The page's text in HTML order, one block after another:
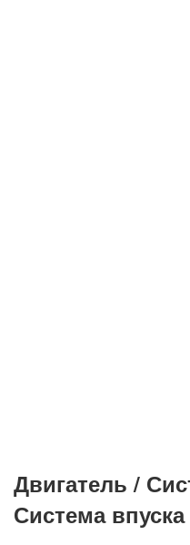
Двигатель /
Система